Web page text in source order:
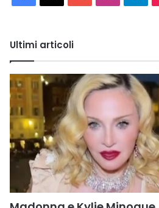
Ultimi articoli